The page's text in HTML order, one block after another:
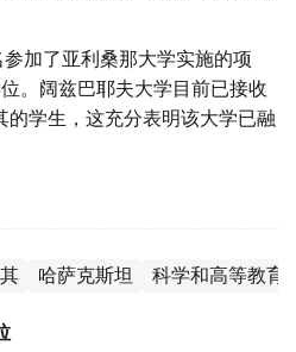
加了亚利桑那大学实施的项
。阔兹巴耶夫大学目前已接收
学生，这充分表明该大学已融
哈萨克斯坦 科学和高等教育